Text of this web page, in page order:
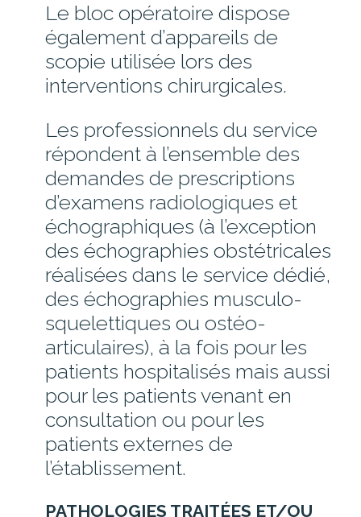
Le bloc opératoire dispose
également d’appareils de
scopie utilisée lors des
interventions chirurgicales.
Les professionnels du service
répondent à l’ensemble des
demandes de prescriptions
d’examens radiologiques et
échographiques (à l’exception
des échographies obstétricales
réalisées dans le service dédié,
des échographies musculo-
squelettiques ou ostéo-
articulaires), à la fois pour les
patients hospitalisés mais aussi
pour les patients venant en
consultation ou pour les
patients externes de
l’établissement.
PATHOLOGIES TRAITÉES ET/OU